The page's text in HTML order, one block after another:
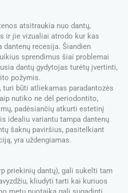
atsitraukia nuo dantų,
ir jie vizualiai atrodo kur kas
dantenų recesija. Šiandien
sprendimus šiai problemai
dantų gydytojas turėtų įvertinti,
požymis.
turi būti atliekamas paradantozės
nutiko ne dėl periodontito,
padėsiančių atkurti estetinį
idealiu variantu tampa dantenų
šaknų paviršius, pasitelkiant
yra uždengiamas.
priekinių dantų), gali sukelti tam
kliudyti tarti kai kuriuos